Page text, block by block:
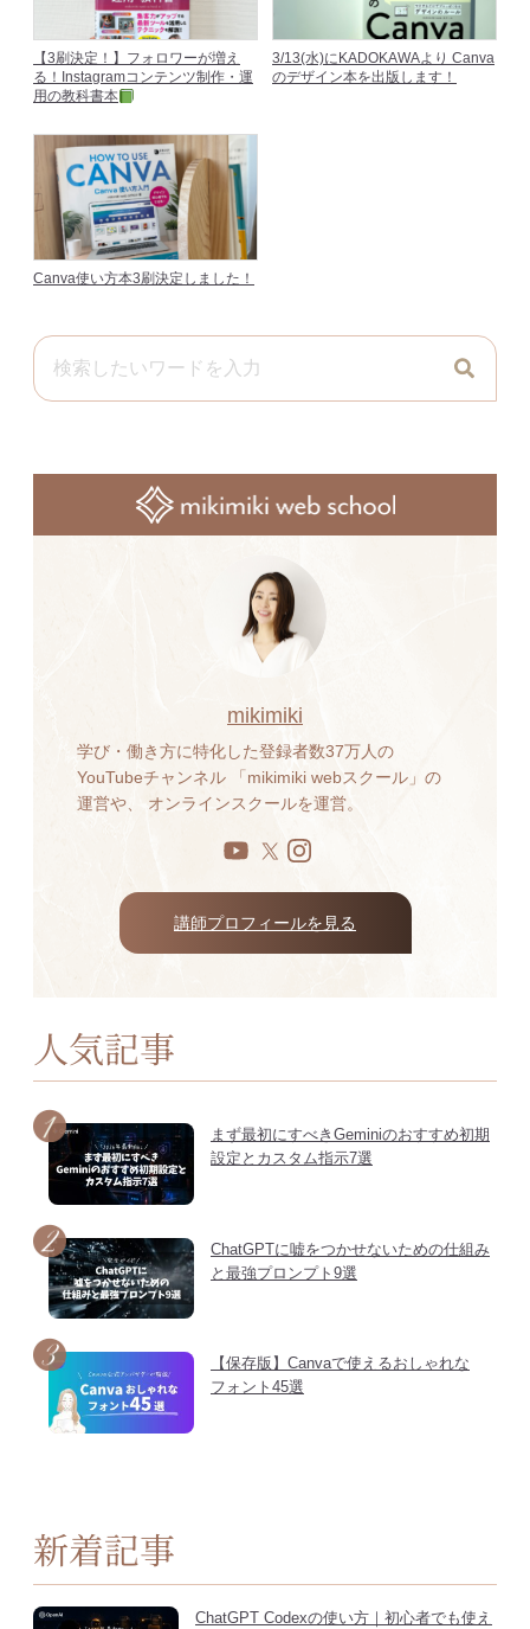
【3刷決定！】フォロワーが増え
る！Instagramコンテンツ制作・運
用の教科書本
3/13(水)にKADOKAWAより Canva
のデザイン本を出版します！
Canva使い方本3刷決定しました！
mikimiki
学び・働き方に特化した登録者数37万人の
YouTubeチャンネル 「mikimiki webスクール」の
運営や、 オンラインスクールを運営。
講師プロフィールを見る
人気記事
まず最初にすべきGeminiのおすすめ初期
設定とカスタム指示7選
ChatGPTに嘘をつかせないための仕組み
と最強プロンプト9選
【保存版】Canvaで使えるおしゃれな
フォント45選
新着記事
ChatGPT Codexの使い方｜初心者でも使え